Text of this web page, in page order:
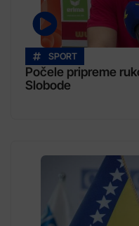
SPORT
Počele pripreme
Slobode